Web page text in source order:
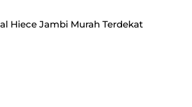
Hiece Jambi Murah Terdekat